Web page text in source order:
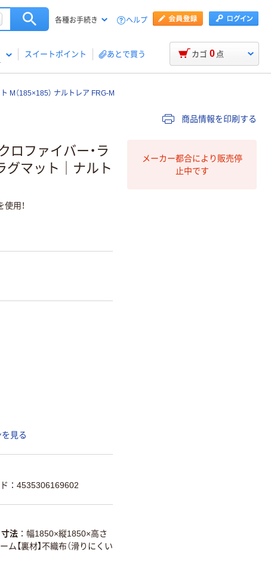
各種お手続き ヘルプ
スイートポイント あとで買う カゴ 0 点
M（185×185） ナルトレア FRG-M
商品情報を印刷する
ロファイバー・ラ
グマット｜ナルト
用！
見る
：4535306169602
寸法
幅1850×縦1850×高さ
ム【裏材】不織布（滑りにくい
メーカー都合により販売停
止中です